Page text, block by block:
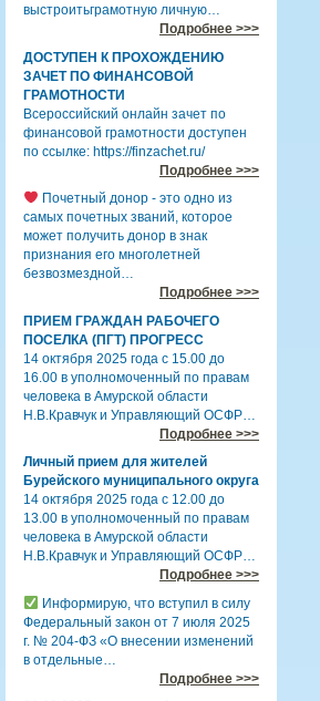
выстроитьграмотную личную…
Подробнее >>>
ДОСТУПЕН К ПРОХОЖДЕНИЮ
ЗАЧЕТ ПО ФИНАНСОВОЙ
ГРАМОТНОСТИ
Всероссийский онлайн зачет по
финансовой грамотности доступен
по ссылке: https://finzachet.ru/
Подробнее >>>
Почетный донор - это одно из
самых почетных званий, которое
может получить донор в знак
признания его многолетней
безвозмездной…
Подробнее >>>
ПРИЕМ ГРАЖДАН РАБОЧЕГО
ПОСЕЛКА (ПГТ) ПРОГРЕСС
14 октября 2025 года с 15.00 до
16.00 в уполномоченный по правам
человека в Амурской области
Н.В.Кравчук и Управляющий ОСФР…
Подробнее >>>
Личный прием для жителей
Бурейского муниципального округа
14 октября 2025 года с 12.00 до
13.00 в уполномоченный по правам
человека в Амурской области
Н.В.Кравчук и Управляющий ОСФР…
Подробнее >>>
Информирую, что вступил в силу
Федеральный закон от 7 июля 2025
г. № 204-ФЗ «О внесении изменений
в отдельные…
Подробнее >>>